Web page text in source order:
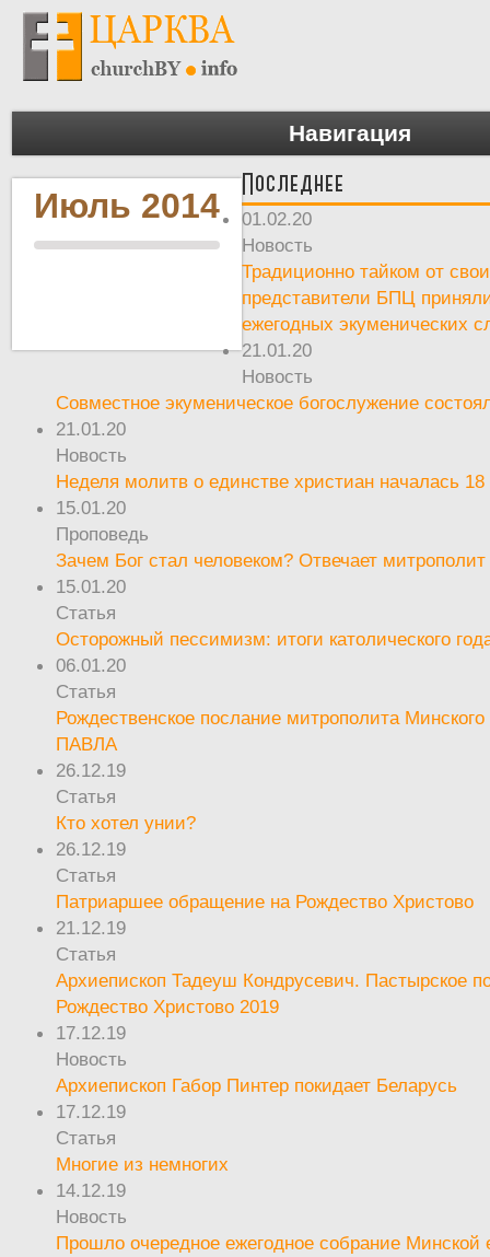
Навигация
Июль 2014
Последнее
01.02.20
Новость
Традиционно тайком от
представители БПЦ
ежегодных экуменических
21.01.20
Новость
Совместное экуменическое богослужение
21.01.20
Новость
Неделя молитв о единстве христиан началась 18
15.01.20
Проповедь
Зачем Бог стал человеком? Отвечает
15.01.20
Статья
Осторожный пессимизм: итоги католического
06.01.20
Статья
Рождественское послание митрополита Минского
ПАВЛА
26.12.19
Статья
Кто хотел унии?
26.12.19
Статья
Патриаршее обращение на Рождество Христово
21.12.19
Статья
Архиепископ Тадеуш Кондрусевич. Пастырское
Рождество Христово 2019
17.12.19
Новость
Архиепископ Габор Пинтер покидает Беларусь
17.12.19
Статья
Многие из немногих
14.12.19
Новость
Прошло очередное ежегодное собрание